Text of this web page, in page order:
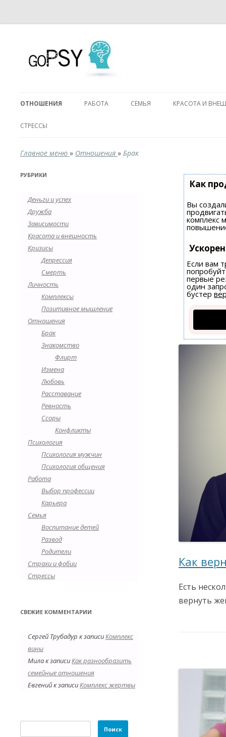
ОТНОШЕНИЯ РАБОТА СЕМЬЯ КРАСОТА И
СТРЕССЫ
Главное меню » Отношения » Брак
Как
Вы
комплекс
Если вам
первые
один
бустер
Как
Есть
вернуть
РУБРИКИ
Деньги и успех
Дружба
Зависимости
Красота и внешность
Кризисы
Депрессия
Смерть
Личность
Комплексы
Позитивное мышление
Отношения
Брак
Знакомство
Флирт
Измена
Любовь
Расставание
Ревность
Ссоры
Конфликты
Психология
Психология мужчин
Психология общения
Работа
Выбор профессии
Карьера
Семья
Воспитание детей
Развод
Родители
Страхи и фобии
Стрессы
СВЕЖИЕ КОММЕНТАРИИ
Сергей Трубадур к записиКомплекс
вины
Милак записиКак разнообразить
семейные отношения
Евгенийк записиКомплекс жертвы
Найти: